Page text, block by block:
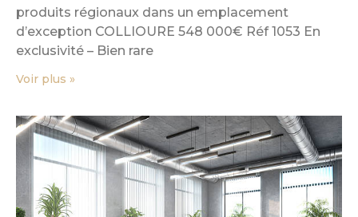
produits régionaux dans un emplacement
d’exception COLLIOURE 548 000€ Réf 1053 En
exclusivité – Bien rare
Voir plus »